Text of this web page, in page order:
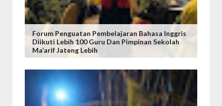
Forum Penguatan Pembelajaran Bahasa Inggris
Diikuti Lebih 100 Guru Dan Pimpinan Sekolah
Ma’arif Jateng Lebih